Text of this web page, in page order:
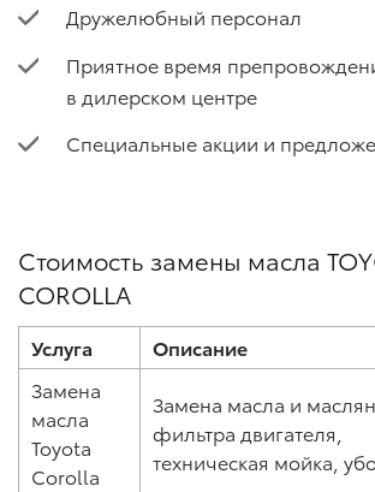
Дружелюбный персонал
Приятное время
в дилерском центре
Специальные акции и
Стоимость замены масла
COROLLA
Услуга Описание
Замена
масла
Toyota
Corolla
Замена масла и
фильтра двигателя,
техническая мойка,